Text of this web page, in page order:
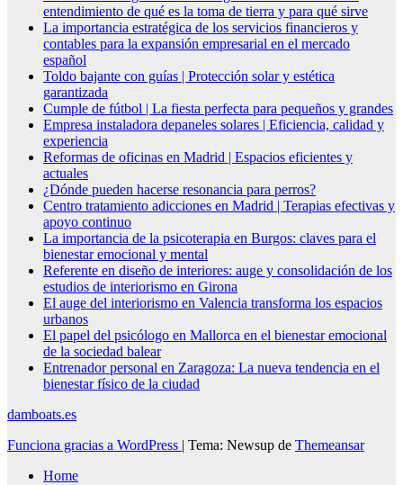
entendimiento de qué es la toma de tierra y para qué sirve
La importancia estratégica de los servicios financieros y
contables para la expansión empresarial en el mercado
español
Toldo bajante con guías | Protección solar y estética
garantizada
Cumple de fútbol | La fiesta perfecta para pequeños y grandes
Empresa instaladora depaneles solares | Eficiencia, calidad y
experiencia
Reformas de oficinas en Madrid | Espacios eficientes y
actuales
¿Dónde pueden hacerse resonancia para perros?
Centro tratamiento adicciones en Madrid | Terapias efectivas y
apoyo continuo
La importancia de la psicoterapia en Burgos: claves para el
bienestar emocional y mental
Referente en diseño de interiores: auge y consolidación de los
estudios de interiorismo en Girona
El auge del interiorismo en Valencia transforma los espacios
urbanos
El papel del psicólogo en Mallorca en el bienestar emocional
de la sociedad balear
Entrenador personal en Zaragoza: La nueva tendencia en el
bienestar físico de la ciudad
damboats.es
Funciona gracias a WordPress | Tema: Newsup de Themeansar
Home